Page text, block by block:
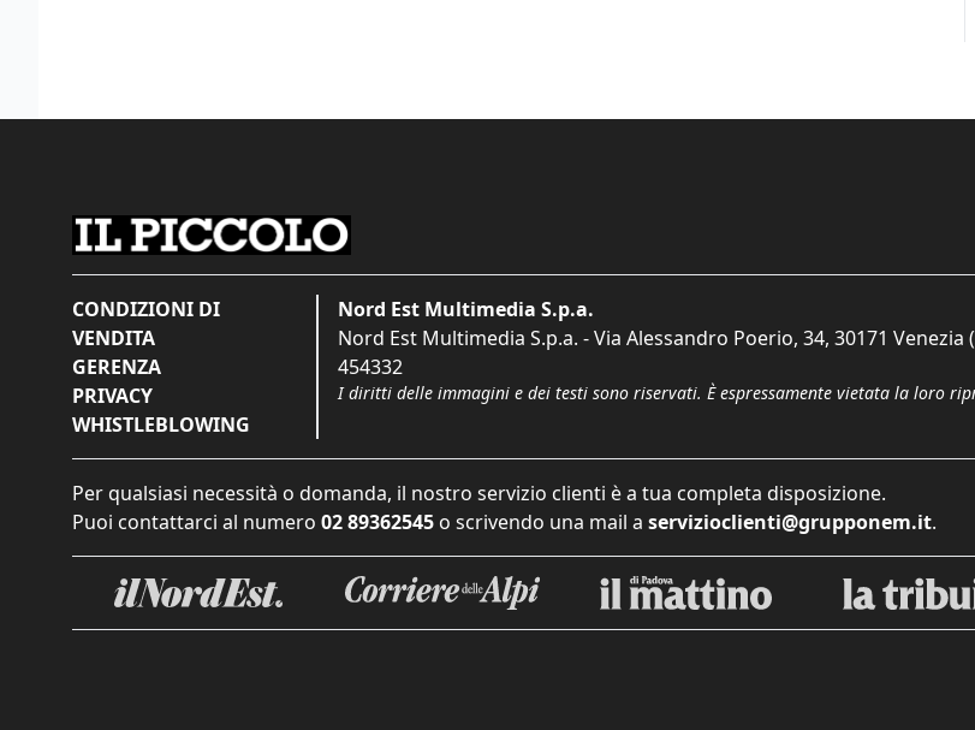
CONDIZIONI DI
VENDITA
GERENZA
PRIVACY
WHISTLEBLOWING
Nord Est Multimedia S.p.a.
Nord Est Multimedia S.p.a. - Via Alessandro Poerio, 34, 30171 Venezia
454332
I diritti delle immagini e dei testi sono riservati. È espressamente vietata la loro
Per qualsiasi necessità o domanda, il nostro servizio clienti è a tua completa disposizione.
Puoi contattarci al numero 02 89362545 o scrivendo una mail a servizioclienti@grupponem.it.